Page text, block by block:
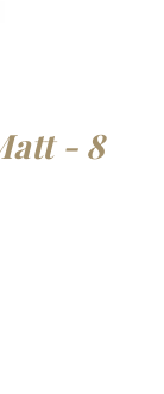
- 8